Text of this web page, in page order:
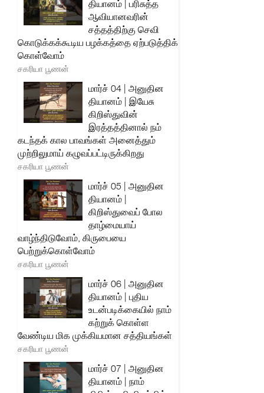
தியானம் | பரிசுத்த
ஆவியானவரின்
சத்தத்திற்கு செவி
கொடுக்கக்கூடிய பழக்கத்தை ஏற்படுத்திக்
கொள்வோம்
சகரியா பூணன்
மார்ச் 04 | அனுதின
தியானம் | இயேசு
கிறிஸ்துவின்
இரத்தத்தினால் நம்
கடந்தக் கால பாவங்கள் அனைத்தும்
முற்றிலுமாய் கழுவப்பட்டிருக்கிறது
சகரியா பூணன்
மார்ச் 05 | அனுதின
தியானம் |
கிறிஸ்துவைப் போல
தாழ்மையாய்
வாழ்ந்திடுவோம், கிருபையை
பெற்றுக்கொள்வோம்
சகரியா பூணன்
மார்ச் 06 | அனுதின
தியானம் | புதிய
உடன்படிக்கையில் நாம்
கற்றுக் கொள்ள
வேண்டிய மிக முக்கியமான சத்தியங்கள்
சகரியா பூணன்
மார்ச் 07 | அனுதின
தியானம் | நாம்